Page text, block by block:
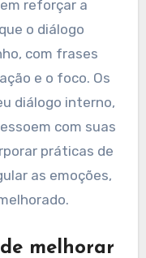
aprimorar
de diálogo
ao promover
como
reforçar a
o diálogo
com frases
diálogo interno,